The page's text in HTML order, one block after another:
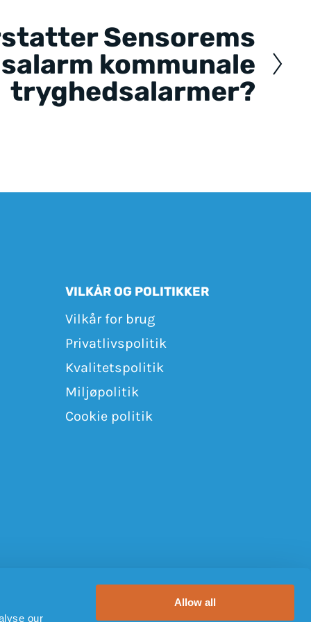
our
Allow all
Sensorems
kommunale
tryghedsalarmer?
VILKÅR OG POLITIKKER
Vilkår for brug
Privatlivspolitik
Kvalitetspolitik
Miljøpolitik
Cookie politik